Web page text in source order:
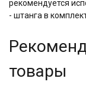
рекомендуется
- штанга в
товары